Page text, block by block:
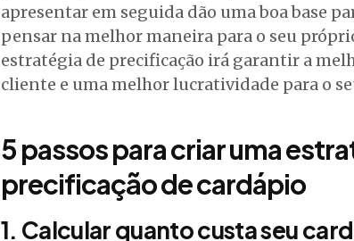
apresentar em seguida dão uma boa base
pensar na melhor maneira para o seu
estratégia de precificação irá garantir a
cliente e uma melhor lucratividade para o
5 passos para criar uma
precificação de cardápio
1. Calcular quanto custa seu